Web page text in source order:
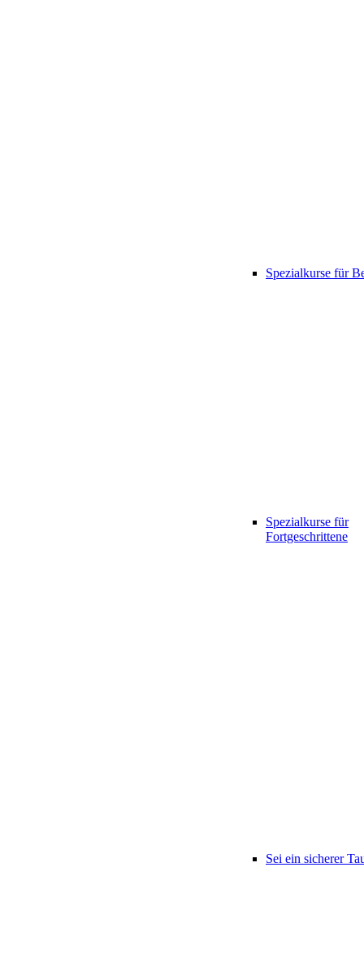
Spezialkurse für
Spezialkurse für
Fortgeschrittene
Sei ein sicherer